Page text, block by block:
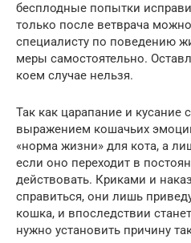
бесплодные попытки
только после ветврача
специалисту по поведению
меры самостоятельно.
коем случае нельзя.
Так как царапание и кусание
выражением кошачьих
«норма жизни» для кота, а
если оно переходит в
действовать. Криками и
справиться, они лишь
кошка, и впоследствии
нужно установить причину